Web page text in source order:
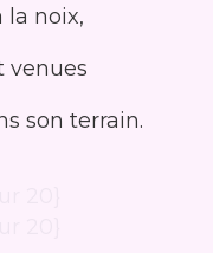
la noix,
venues
son terrain.